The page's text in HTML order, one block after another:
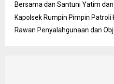
Bersama dan Santuni Yatim
Kapolsek Rumpin Pimpin
Rawan Penyalahgunaan dan